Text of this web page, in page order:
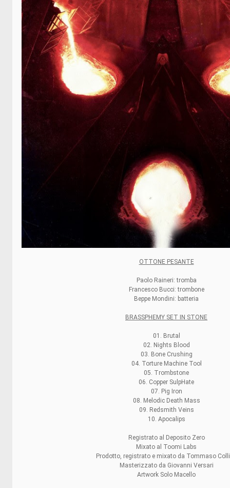
OTTONE PESANTE
Paolo Raineri: tromba
Francesco Bucci: trombone
Beppe Mondini: batteria
BRASSPHEMY SET IN STONE
01. Brutal
02. Nights Blood
03. Bone Crushing
04. Torture Machine Tool
05. Trombstone
06. Copper SulpHate
07. Pig Iron
08. Melodic Death Mass
09. Redsmith Veins
10. Apocalips
Registrato al Deposito Zero
Mixato al Toomi Labs
Prodotto, registrato e mixato da Tommaso
Masterizzato da Giovanni Versari
Artwork Solo Macello